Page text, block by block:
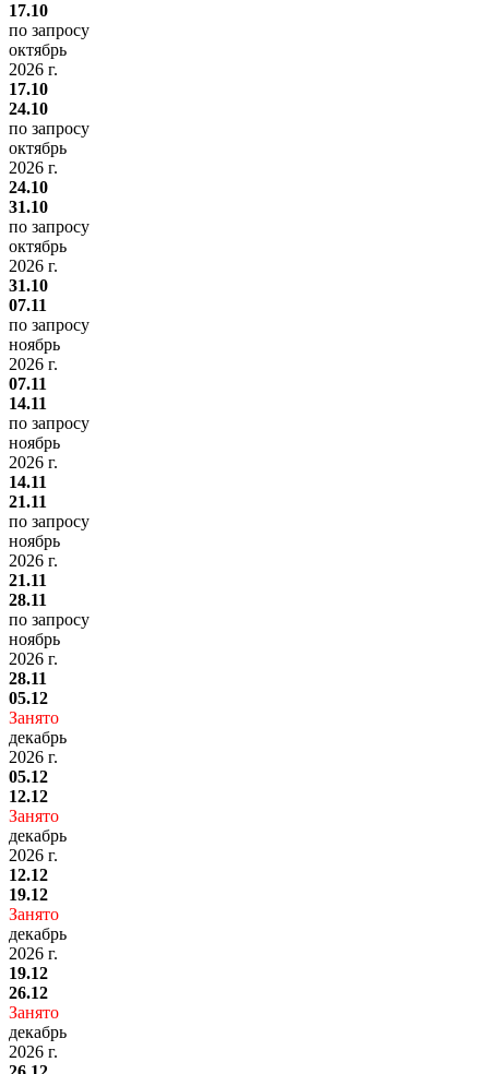
17.10
по запросу
октябрь
2026 г.
17.10
24.10
по запросу
октябрь
2026 г.
24.10
31.10
по запросу
октябрь
2026 г.
31.10
07.11
по запросу
ноябрь
2026 г.
07.11
14.11
по запросу
ноябрь
2026 г.
14.11
21.11
по запросу
ноябрь
2026 г.
21.11
28.11
по запросу
ноябрь
2026 г.
28.11
05.12
Занято
декабрь
2026 г.
05.12
12.12
Занято
декабрь
2026 г.
12.12
19.12
Занято
декабрь
2026 г.
19.12
26.12
Занято
декабрь
2026 г.